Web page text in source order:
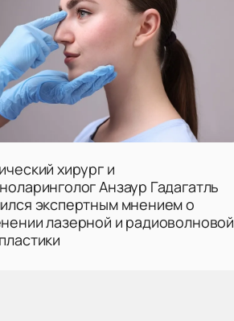
хирург и
Анзаур Гадагатль
экспертным мнением о
лазерной и радиоволновой